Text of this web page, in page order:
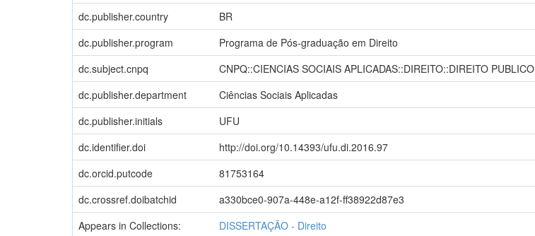
dc.publisher.country BR
dc.publisher.program
Programa de Pós-graduação em Direito
dc.subject.cnpq
CNPQ::CIENCIAS SOCIAIS APLICADAS::DIREITO::DIREITO PUBLICO
dc.publisher.department
Ciências Sociais Aplicadas
dc.publisher.initials
UFU
dc.identifier.doi
http://doi.org/10.14393/ufu.di.2016.97
dc.orcid.putcode
81753164
dc.crossref.doibatchid
a330bce0-907a-448e-a12f-ff38922d87e3
Appears in Collections:
DISSERTAÇÃO - Direito